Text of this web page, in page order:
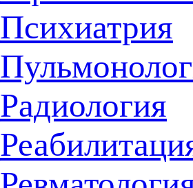
Психиатрия
Радиология